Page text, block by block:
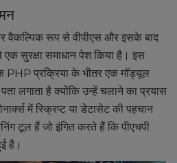
वैकल्पिक रूप से वीपीएस और इसके बाद
सुरक्षा समाधान पेश किया है। इस
PHP प्रक्रिया के भीतर एक मॉड्यूल
लगाता है क्योंकि उन्हें चलाने का प्रयास
में स्क्रिप्ट या डेटासेट की पहचान
टूल हैं जो इंगित करते हैं कि पीएचपी
है।